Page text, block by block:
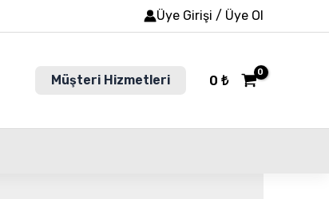
Üye Girişi / Üye Ol
Müşteri Hizmetleri 0 ₺